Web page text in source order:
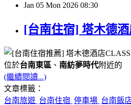
Jan 05 Mon 2026 08:30
[台南住宿] 塔木德
位於台南東區 、 南紡夢時代附近的
(繼續閱讀...)
文章標籤：
台南旅遊 台南住宿 停車場 台南飯